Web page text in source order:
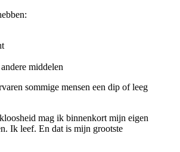
middelen
sommige mensen een dip of leeg
mag ik binnenkort mijn eigen
Ik leef. En dat is mijn grootste